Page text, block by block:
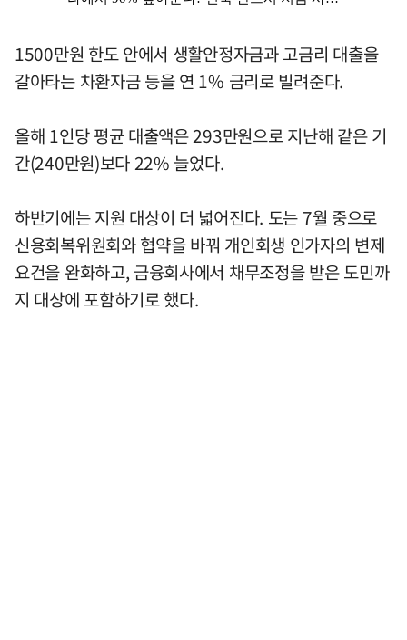
1500만원 한도 안에서 생활안정자금과 고금리 대출을
갈아타는 차환자금 등을 연 1% 금리로 빌려준다.
올해 1인당 평균 대출액은 293만원으로 지난해 같은 기
간(240만원)보다 22% 늘었다.
하반기에는 지원 대상이 더 넓어진다. 도는 7월 중으로
신용회복위원회와 협약을 바꿔 개인회생 인가자의 변제
요건을 완화하고, 금융회사에서 채무조정을 받은 도민까
지 대상에 포함하기로 했다.